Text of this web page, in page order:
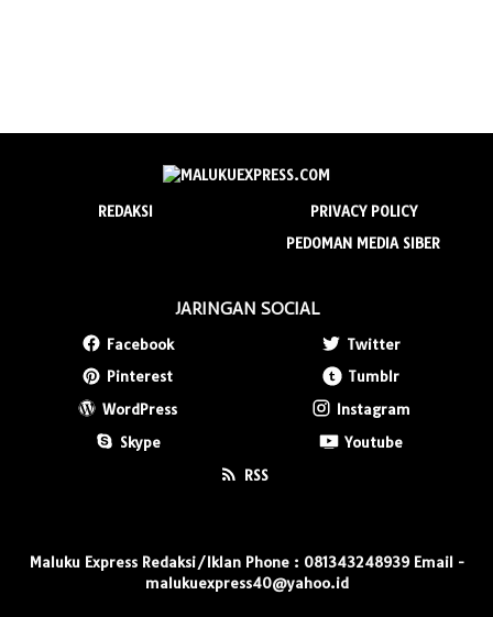
REDAKSI
PRIVACY POLICY
PEDOMAN MEDIA SIBER
JARINGAN SOCIAL
Facebook
Twitter
Pinterest
Tumblr
WordPress
Instagram
Skype
Youtube
RSS
Maluku Express Redaksi/Iklan Phone : 081343248939 Email -
malukuexpress40@yahoo.id